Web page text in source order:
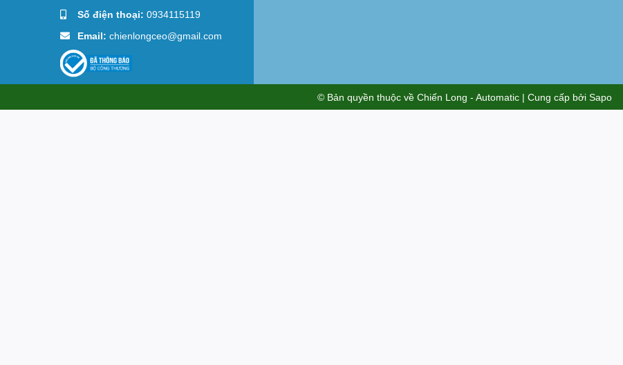
Số điện thoại: 0934115119
Email: chienlongceo@gmail.com
© Bản quyền thuộc về Chiến Long - Automatic | Cung cấp bởi Sapo